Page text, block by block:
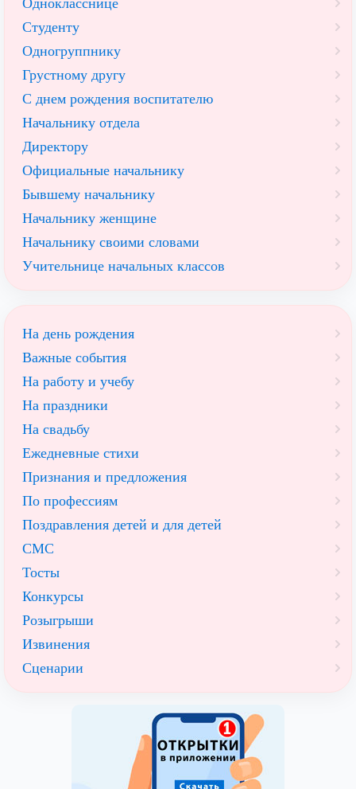
Студенту
Одногруппнику
Грустному другу
С днем рождения воспитателю
Начальнику отдела
Директору
Официальные начальнику
Бывшему начальнику
Начальнику женщине
Начальнику своими словами
Учительнице начальных классов
На день рождения
Важные события
На работу и учебу
На праздники
На свадьбу
Ежедневные стихи
Признания и предложения
По профессиям
Поздравления детей и для детей
СМС
Тосты
Конкурсы
Розыгрыши
Извинения
Сценарии